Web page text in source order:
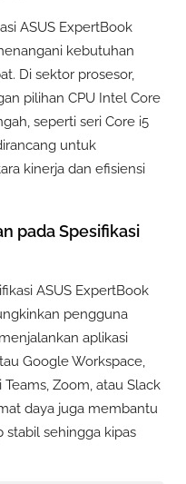
ASUS ExpertBook
kebutuhan
Di sektor prosesor,
pilihan CPU Intel Core
seperti seri Core i5
untuk
kinerja dan efisiensi
pada Spesifikasi
ASUS ExpertBook
pengguna
aplikasi
Google Workspace,
Zoom, atau Slack
daya juga membantu
stabil sehingga kipas